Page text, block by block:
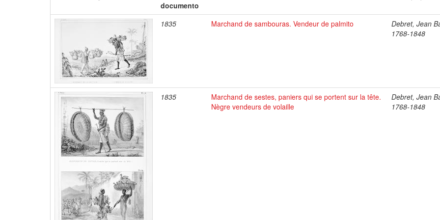
documento
1835 Marchand de sambouras. Vendeur de palmito
Debret, Jean
1768-1848
1835
Marchand de sestes, paniers qui se portent sur la tête.
Nègre vendeurs de volaille
Debret, Jean
1768-1848